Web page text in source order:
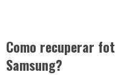
Como recuperar
Samsung?